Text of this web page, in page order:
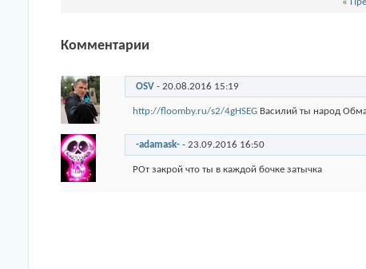
Комментарии
OSV - 20.08.2016 15:19
http://floomby.ru/s2/4gHSEG Василий ты народ
-adamask- - 23.09.2016 16:50
РОт закрой что ты в каждой бочке затычка